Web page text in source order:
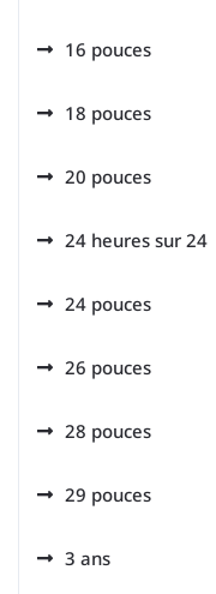
16 pouces
18 pouces
20 pouces
24 heures sur 24
24 pouces
26 pouces
28 pouces
29 pouces
3 ans